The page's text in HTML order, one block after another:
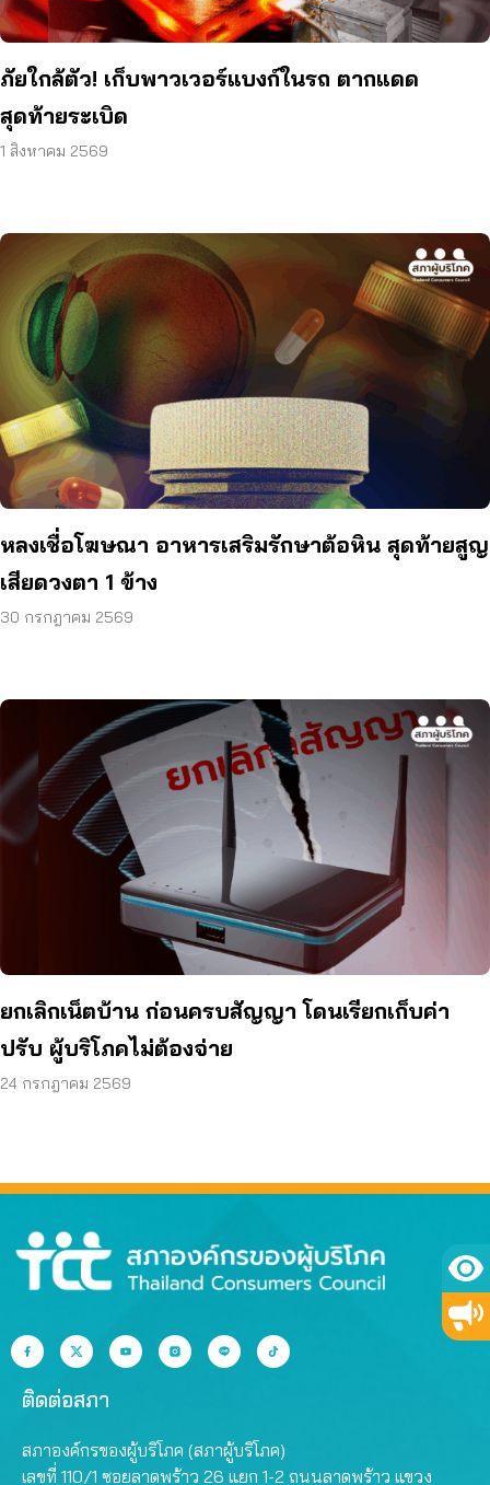
ภัยใกล้ตัว! เก็บพาวเวอร์แบงก์ในรถ ตากแดด
สุดท้ายระเบิด
1 สิงหาคม 2569
หลงเชื่อโฆษณา อาหารเสริมรักษาต้อหิน สุดท้ายสูญ
เสียดวงตา 1 ข้าง
30 กรกฎาคม 2569
ยกเลิกเน็ตบ้าน ก่อนครบสัญญา โดนเรียกเก็บค่า
ปรับ ผู้บริโภคไม่ต้องจ่าย
24 กรกฎาคม 2569
ติดต่อสภา
สภาองค์กรของผู้บริโภค (สภาผู้บริโภค)
เลขที่ 110/1 ซอยลาดพร้าว 26 แยก 1-2 ถนนลาดพร้าว แขวง